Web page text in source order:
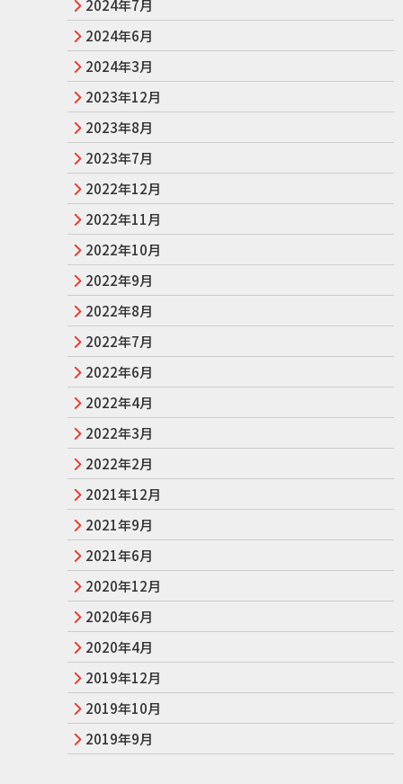
2024年7月
2024年6月
2024年3月
2023年12月
2023年8月
2023年7月
2022年12月
2022年11月
2022年10月
2022年9月
2022年8月
2022年7月
2022年6月
2022年4月
2022年3月
2022年2月
2021年12月
2021年9月
2021年6月
2020年12月
2020年6月
2020年4月
2019年12月
2019年10月
2019年9月